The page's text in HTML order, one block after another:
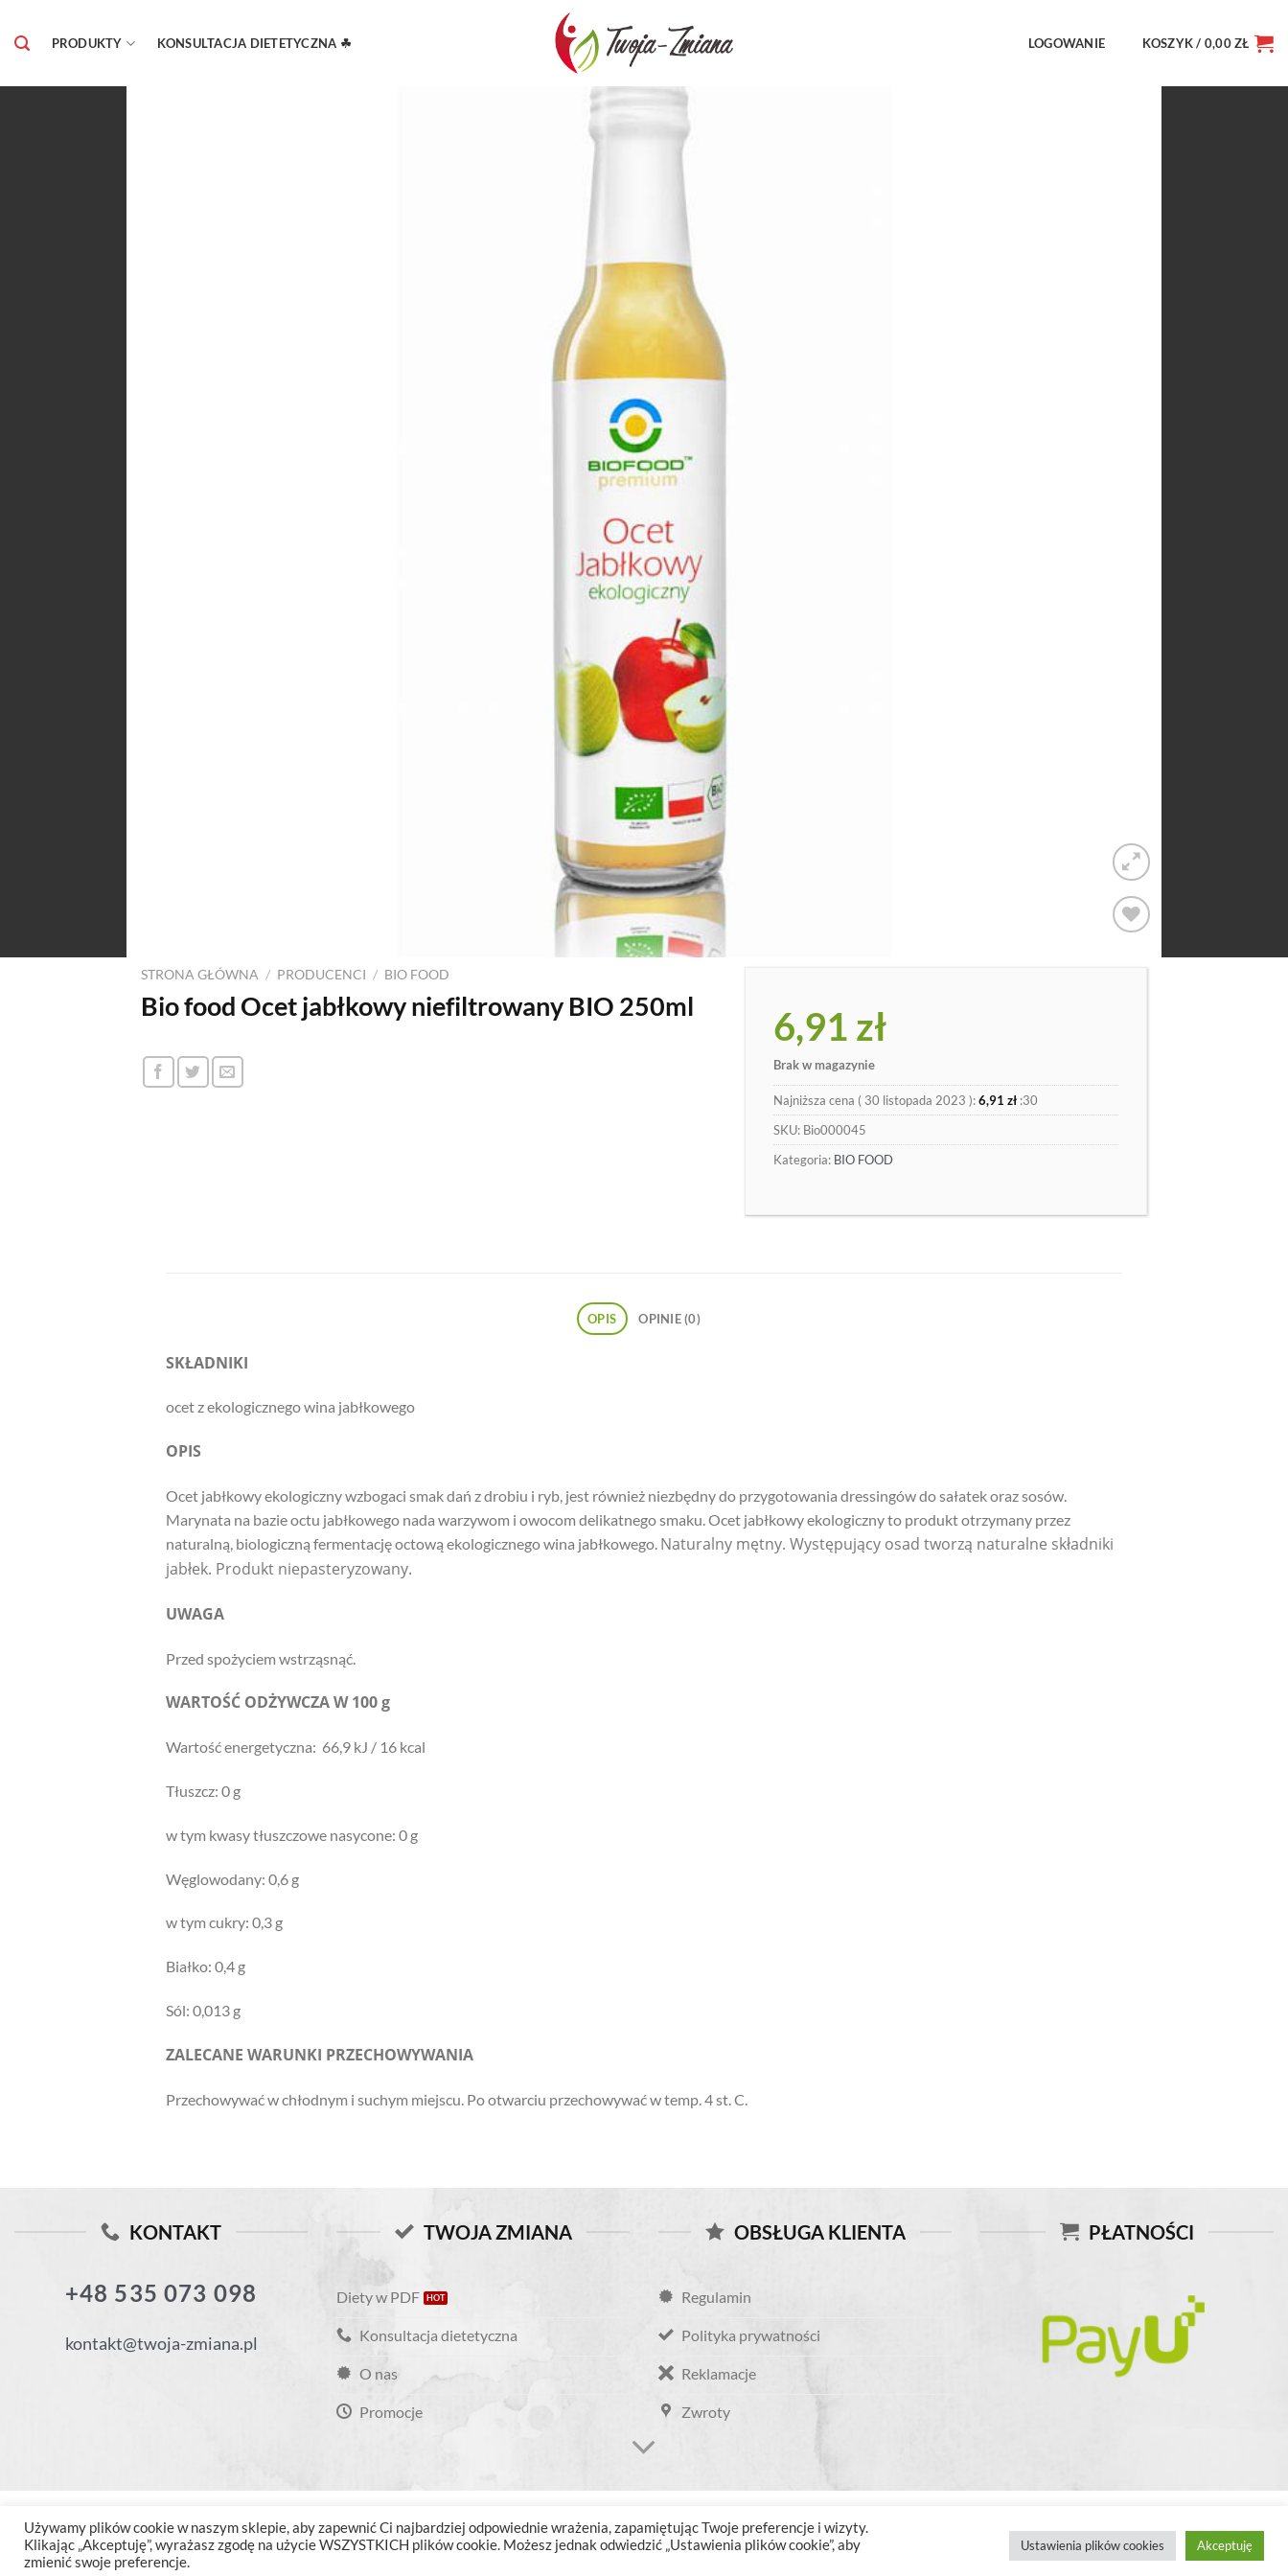
TWOJA-
ZMIANA.PL
PRODUKTY KONSULTACJA DIETETYCZNA ☘ LOGOWANIE KOSZYK / 0,00ZŁ
STRONA GŁÓWNA / PRODUCENCI / BIO FOOD
Bio food Ocet jabłkowy niefiltrowany BIO 250ml 6,91 zł
Brak w magazynie
Najniższa cena ( 30 listopada 2023 ):6,91 zł :30
SKU: Bio000045
Kategoria: BIO FOOD
OPIS OPINIE (0)
SKŁADNIKI
ocet z ekologicznego wina jabłkowego
OPIS
Ocet jabłkowy ekologiczny wzbogaci smak dań z drobiu i ryb, jest również niezbędny do przygotowania dressingów do sałatek oraz sosów.
Marynata na bazie octu jabłkowego nada warzywom i owocom delikatnego smaku. Ocet jabłkowy ekologiczny to produkt otrzymany przez
naturalną, biologiczną fermentację octową ekologicznego wina jabłkowego. Naturalny mętny. Występujący osad tworzą naturalne składniki
jabłek. Produkt niepasteryzowany.
UWAGA
Przed spożyciem wstrząsnąć.
WARTOŚĆ ODŻYWCZA W 100 g
Wartość energetyczna: 66,9 kJ / 16 kcal
Tłuszcz: 0 g
w tym kwasy tłuszczowe nasycone: 0 g
Węglowodany: 0,6 g
w tym cukry: 0,3 g
Białko: 0,4 g
Sól: 0,013 g
ZALECANE WARUNKI PRZECHOWYWANIA
Przechowywać w chłodnym i suchym miejscu. Po otwarciu przechowywać w temp. 4 st. C.
KONTAKT
+48 535 073 098
kontakt@twoja-zmiana.pl
TWOJA ZMIANA
Diety w PDF
Konsultacja dietetyczna
O nas
Promocje
OBSŁUGA KLIENTA
Regulamin
Polityka prywatności
Reklamacje
Zwroty
PŁATNOŚCI
Używamy plików cookie w naszym sklepie, aby zapewnić Ci najbardziej odpowiednie wrażenia, zapamiętując Twoje preferencje i wizyty.
Klikając „Akceptuję”, wyrażasz zgodę na użycie WSZYSTKICH plików cookie. Możesz jednak odwiedzić „Ustawienia plików cookie”, aby
zmienić swoje preferencje.
Ustawienia plików cookies Akceptuję